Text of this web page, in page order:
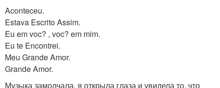
Aconteceu.
Estava Escrito Assim.
Eu em voc? , voc? em mim.
Eu te Encontrei.
Meu Grande Amor.
Grande Amor.
Музыка замолчала, я открыла глаза и увидела то, что